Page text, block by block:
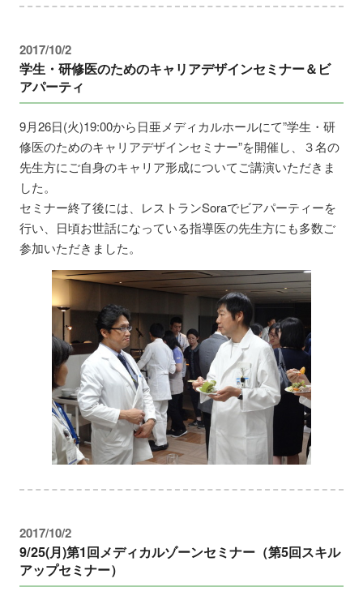
2017/10/2
学生・研修医のためのキャリアデザインセミナー＆ビ
アパーティ
9月26日(火)19:00から日亜メディカルホールにて”学生・研
修医のためのキャリアデザインセミナー”を開催し、３名の
先生方にご自身のキャリア形成についてご講演いただきま
した。
セミナー終了後には、レストランSoraでビアパーティーを
行い、日頃お世話になっている指導医の先生方にも多数ご
参加いただきました。
2017/10/2
9/25(月)第1回メディカルゾーンセミナー（第5回スキル
アップセミナー）